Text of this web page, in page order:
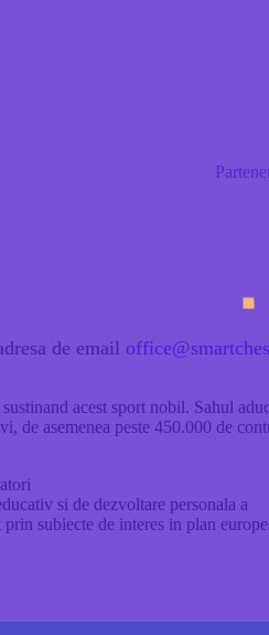
de email
acest sport nobil. Sahul
de asemenea peste 450.000 de
si de dezvoltare personala a
subiecte de interes in plan